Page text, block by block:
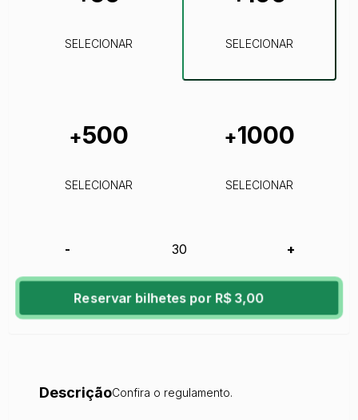
SELECIONAR SELECIONAR
+500
SELECIONAR
+1000
SELECIONAR
- +
Reservar bilhetes por R$ 3,00
DescriçãoConfira o regulamento.